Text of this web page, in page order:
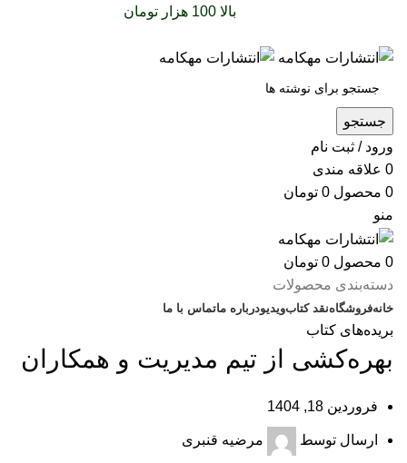
بالا 100 هزار تومان
جستجو
ورود / ثبت نام
0 علاقه مندی
0 محصول 0 تومان
منو
0 محصول 0 تومان
دسته‌بندی محصولات
خانهفروشگاهنقد کتابویدیودرباره‌ ماتماس با ما
بریده‌های کتاب
بهره‌کشی از تیم مدیریت و همکاران
فروردین 18, 1404
ارسال توسط مرضیه قنبری